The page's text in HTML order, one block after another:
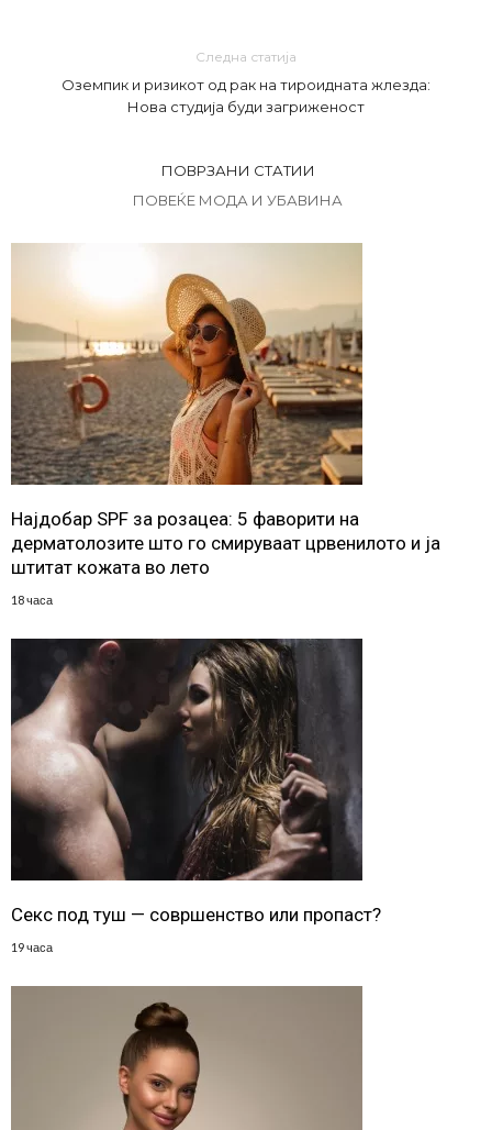
Следна статија
Оземпик и ризикот од рак на тироидната жлезда:
Нова студија буди загриженост
ПОВРЗАНИ СТАТИИ
ПОВЕЌЕ МОДА И УБАВИНА
Најдобар SPF за розацеа: 5 фаворити на
дерматолозите што го смируваат црвенилото и ја
штитат кожата во лето
18 часа
Секс под туш — совршенство или пропаст?
19 часа